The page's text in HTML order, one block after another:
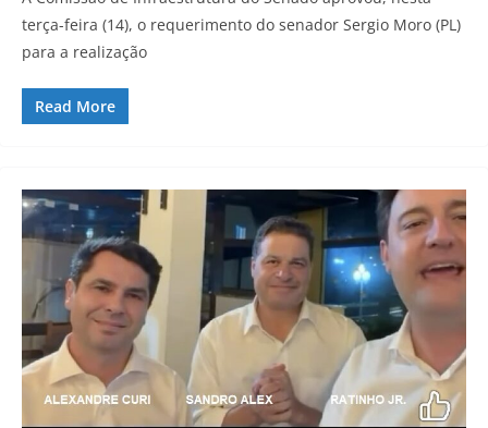
terça-feira (14), o requerimento do senador Sergio Moro (PL)
para a realização
Read More